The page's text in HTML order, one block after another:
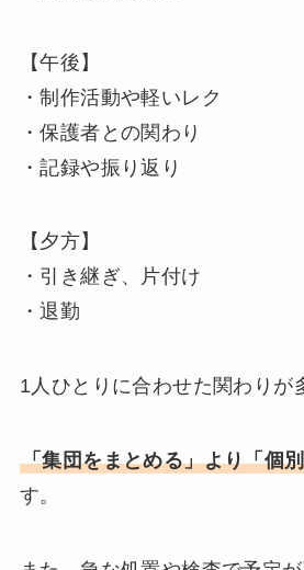
【午後】
・制作活動や軽いレク
・保護者との関わり
・記録や振り返り
【夕方】
・引き継ぎ、片付け
・退勤
1人ひとりに合わせた関わりが
「集団をまとめる」より「個
す。